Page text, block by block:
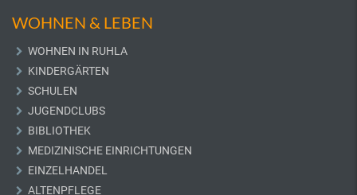
WOHNEN & LEBEN
WOHNEN IN RUHLA
KINDERGÄRTEN
SCHULEN
JUGENDCLUBS
BIBLIOTHEK
MEDIZINISCHE EINRICHTUNGEN
EINZELHANDEL
ALTENPFLEGE